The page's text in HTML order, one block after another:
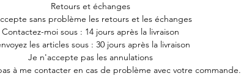
Retours et échanges
sans problème les retours et les échanges
Contactez-moi sous : 14 jours après la livraison
les articles sous : 30 jours après la livraison
Je n'accepte pas les annulations
à me contacter en cas de problème avec votre commande.